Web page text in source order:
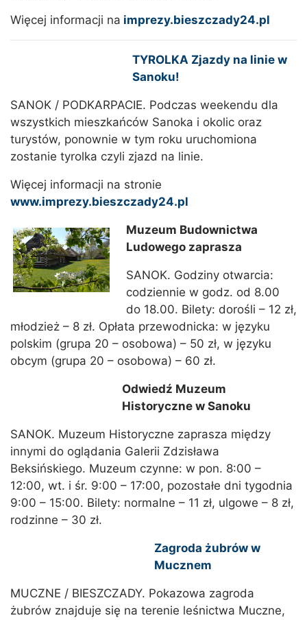
Więcej informacji na imprezy.bieszczady24.pl
TYROLKA Zjazdy na linie w
Sanoku!
SANOK / PODKARPACIE. Podczas weekendu dla
wszystkich mieszkańców Sanoka i okolic oraz
turystów, ponownie w tym roku uruchomiona
zostanie tyrolka czyli zjazd na linie.
Więcej informacji na stronie
www.imprezy.bieszczady24.pl
Muzeum Budownictwa
Ludowego zaprasza
SANOK. Godziny otwarcia:
codziennie w godz. od 8.00
do 18.00. Bilety: dorośli – 12 zł,
młodzież – 8 zł. Opłata przewodnicka: w języku
polskim (grupa 20 – osobowa) – 50 zł, w języku
obcym (grupa 20 – osobowa) – 60 zł.
Odwiedź Muzeum
Historyczne w Sanoku
SANOK. Muzeum Historyczne zaprasza między
innymi do oglądania Galerii Zdzisława
Beksińskiego. Muzeum czynne: w pon. 8:00 –
12:00, wt. i śr. 9:00 – 17:00, pozostałe dni tygodnia
9:00 – 15:00. Bilety: normalne – 11 zł, ulgowe – 8 zł,
rodzinne – 30 zł.
Zagroda żubrów w
Mucznem
MUCZNE / BIESZCZADY. Pokazowa zagroda
żubrów znajduje się na terenie leśnictwa Muczne,